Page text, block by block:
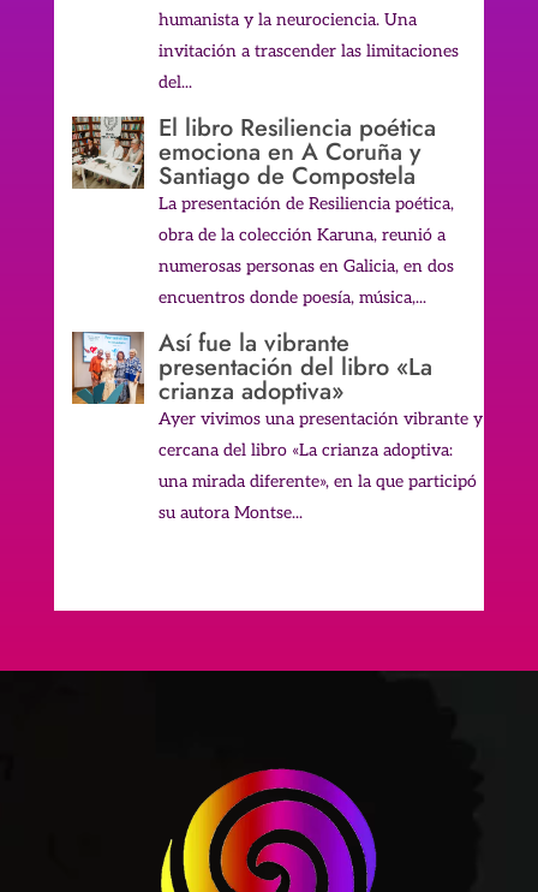
humanista y la neurociencia. Una
invitación a trascender las limitaciones
del...
El libro Resiliencia poética
emociona en A Coruña y
Santiago de Compostela
La presentación de Resiliencia poética,
obra de la colección Karuna, reunió a
numerosas personas en Galicia, en dos
encuentros donde poesía, música,...
Así fue la vibrante
presentación del libro «La
crianza adoptiva»
Ayer vivimos una presentación vibrante y
cercana del libro «La crianza adoptiva:
una mirada diferente», en la que participó
su autora Montse...